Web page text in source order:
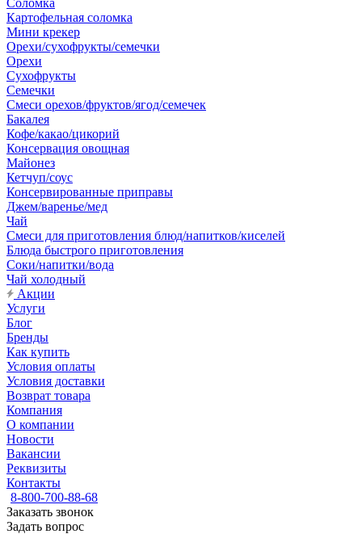
Соломка
Картофельная соломка
Мини крекер
Орехи/сухофрукты/семечки
Орехи
Сухофрукты
Семечки
Смеси орехов/фруктов/ягод/семечек
Бакалея
Кофе/какао/цикорий
Консервация овощная
Майонез
Кетчуп/соус
Консервированные приправы
Джем/варенье/мед
Чай
Смеси для приготовления блюд/напитков/киселей
Блюда быстрого приготовления
Соки/напитки/вода
Чай холодный
Акции
Услуги
Блог
Бренды
Как купить
Условия оплаты
Условия доставки
Возврат товара
Компания
О компании
Новости
Вакансии
Реквизиты
Контакты
8-800-700-88-68
Заказать звонок
Задать вопрос